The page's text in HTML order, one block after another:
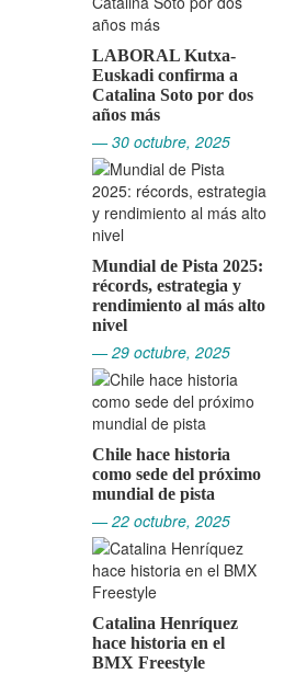
LABORAL Kutxa-
Euskadi confirma a
Catalina Soto por dos
años más
— 30 octubre, 2025
Mundial de Pista 2025:
récords, estrategia y
rendimiento al más alto
nivel
— 29 octubre, 2025
Chile hace historia
como sede del próximo
mundial de pista
— 22 octubre, 2025
Catalina Henríquez
hace historia en el
BMX Freestyle